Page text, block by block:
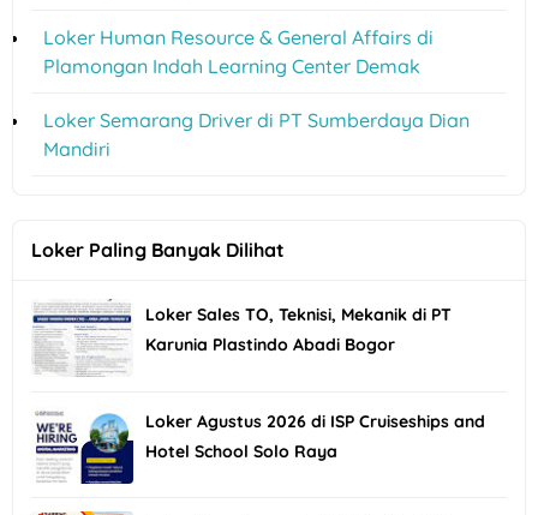
Loker Human Resource & General Affairs di
Plamongan Indah Learning Center Demak
Loker Semarang Driver di PT Sumberdaya Dian
Mandiri
Loker Paling Banyak Dilihat
Loker Sales TO, Teknisi, Mekanik di PT
Karunia Plastindo Abadi Bogor
Loker Agustus 2026 di ISP Cruiseships and
Hotel School Solo Raya